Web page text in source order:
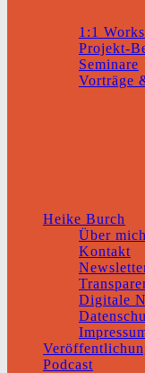
1:1
Projekt-
Seminare
Vorträge
Heike Burch
Über mich
Kontakt
Digitale
Podcast